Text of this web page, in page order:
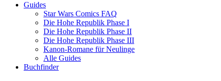
Guides
Star Wars Comics FAQ
Die Hohe Republik Phase I
Die Hohe Republik Phase II
Die Hohe Republik Phase III
Kanon-Romane für Neulinge
Alle Guides
Buchfinder